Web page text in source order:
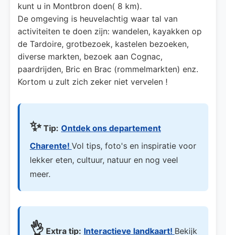
kunt u in Montbron doen( 8 km).
De omgeving is heuvelachtig waar tal van
activiteiten te doen zijn: wandelen, kayakken op
de Tardoire, grotbezoek, kastelen bezoeken,
diverse markten, bezoek aan Cognac,
paardrijden, Bric en Brac (rommelmarkten) enz.
Kortom u zult zich zeker niet vervelen !
✨Tip: Ontdek ons departement
Charente! Vol tips, foto's en inspiratie voor
lekker eten, cultuur, natuur en nog veel
meer.
👌 Extra tip: Interactieve landkaart! Bekijk